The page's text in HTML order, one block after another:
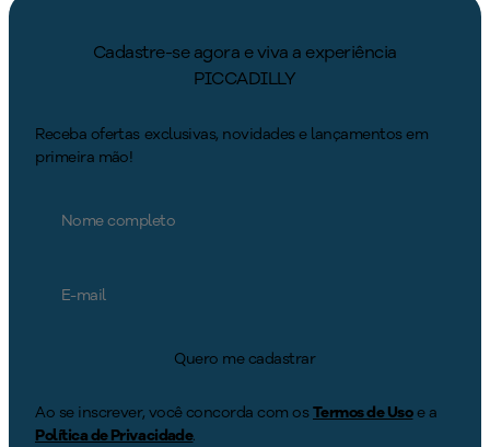
Cadastre-se agora e viva a experiência
PICCADILLY
Receba ofertas exclusivas, novidades e lançamentos em
primeira mão!
Quero me cadastrar
Ao se inscrever, você concorda com osTermos de Usoe a
Política de Privacidade.